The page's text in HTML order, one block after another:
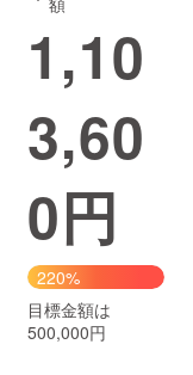
1,10
3,60
0円
220%
目標金額は
500,000円